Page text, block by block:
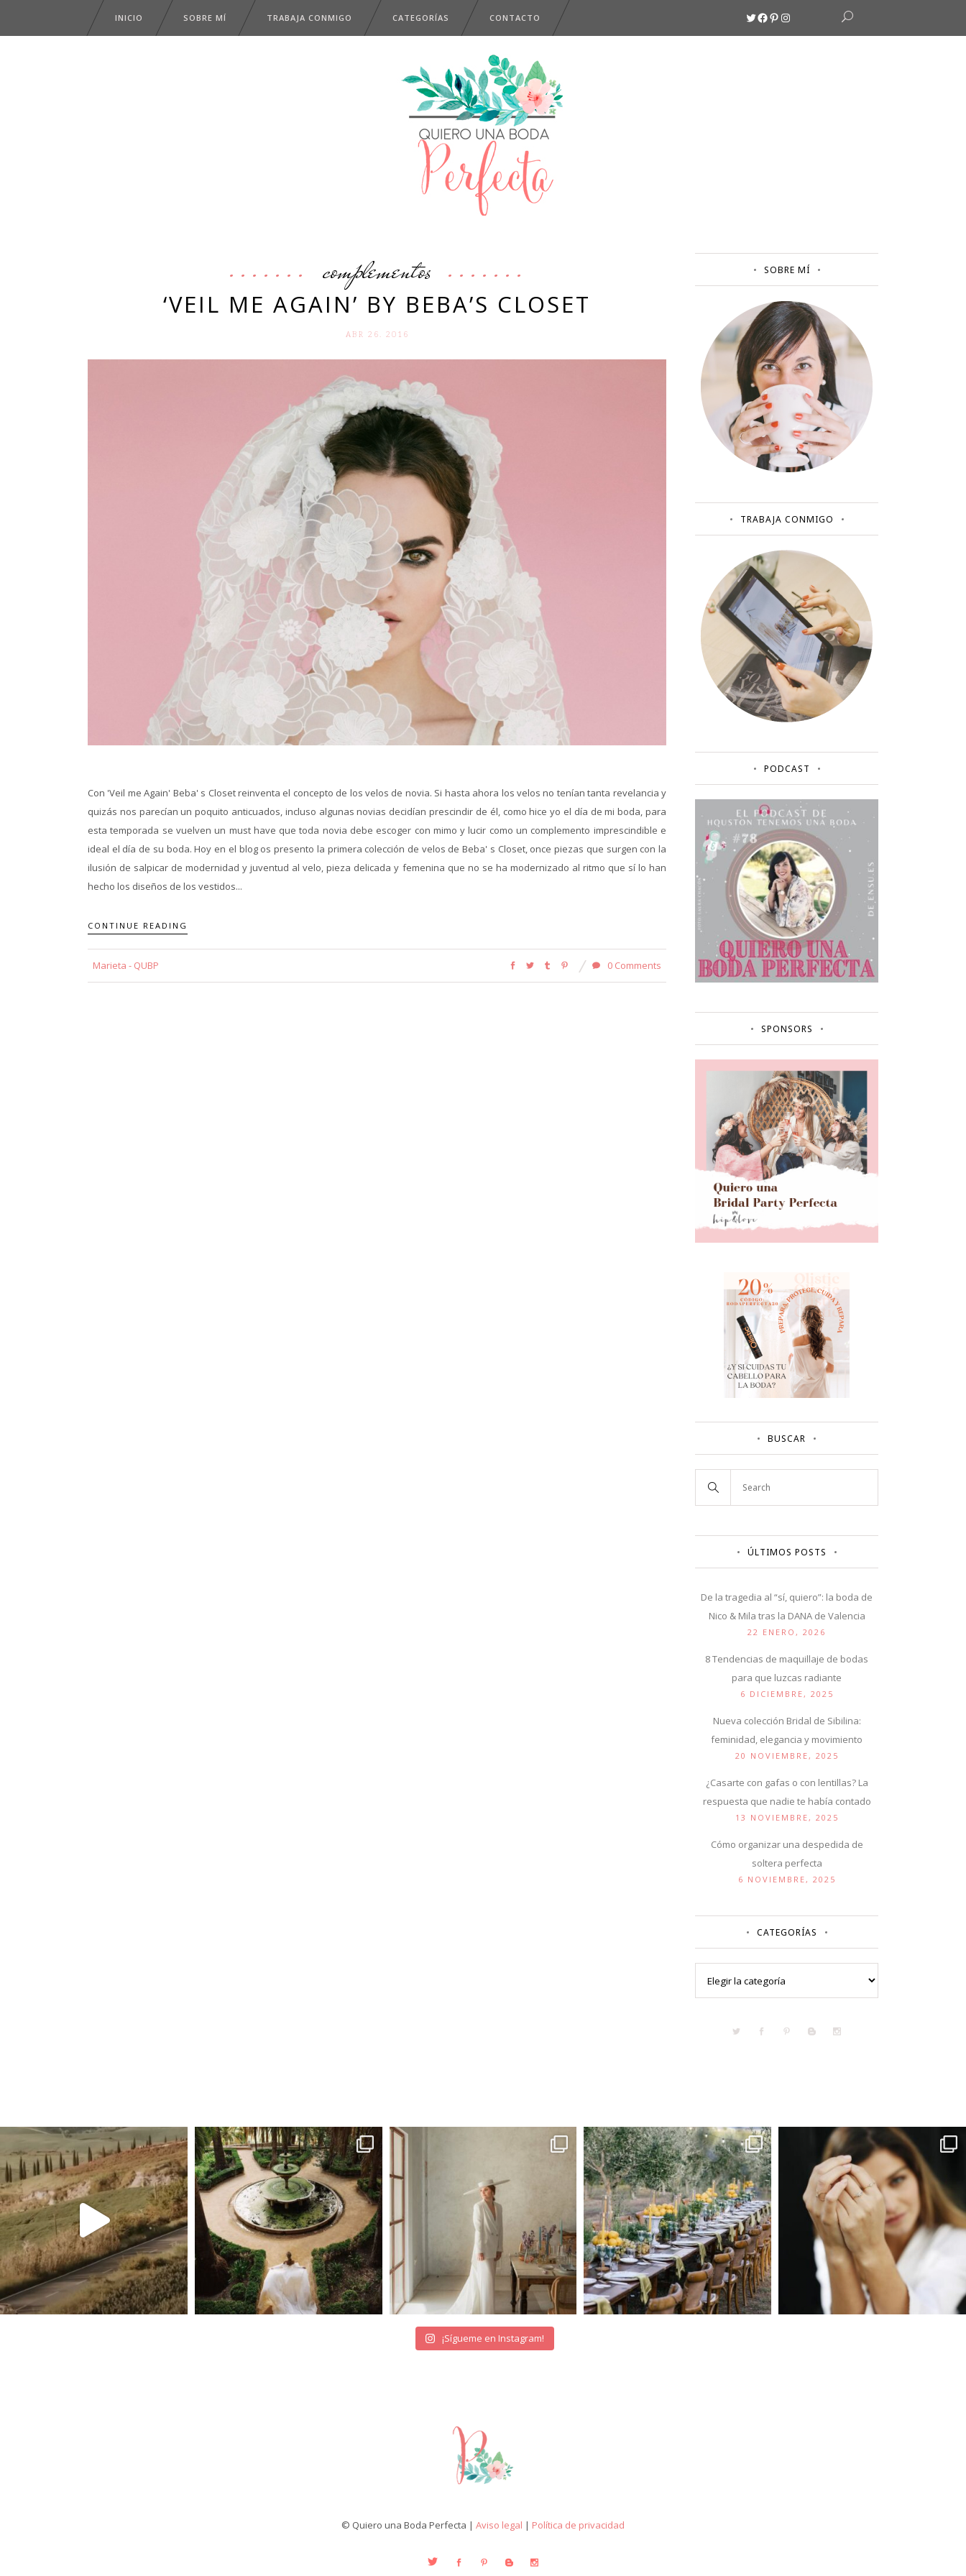
INICIO SOBRE MÍ TRABAJA CONMIGO CATEGORÍAS CONTACTO Twitter
Facebook
Pinterest
Instagram
complementos
‘VEIL ME AGAIN’ BY BEBA’S CLOSET
ABR 26. 2016
Con 'Veil me Again' Beba' s Closet reinventa el concepto de los velos de novia. Si hasta ahora los velos no tenían tanta revelancia y
quizás nos parecían un poquito anticuados, incluso algunas novias decidían prescindir de él, como hice yo el día de mi boda, para
esta temporada se vuelven un must have que toda novia debe escoger con mimo y lucir como un complemento imprescindible e
ideal el día de su boda. Hoy en el blog os presento la primera colección de velos de Beba' s Closet, once piezas que surgen con la
ilusión de salpicar de modernidad y juventud al velo, pieza delicada y femenina que no se ha modernizado al ritmo que sí lo han
hecho los diseños de los vestidos...
CONTINUE READING
Marieta - QUBP 0 Comments
SOBRE MÍ
TRABAJA CONMIGO
PODCAST
SPONSORS
BUSCAR
ÚLTIMOS POSTS
De la tragedia al “sí, quiero”: la boda de
Nico & Mila tras la DANA de Valencia
22 ENERO, 2026
8 Tendencias de maquillaje de bodas
para que luzcas radiante
6 DICIEMBRE, 2025
Nueva colección Bridal de Sibilina:
feminidad, elegancia y movimiento
20 NOVIEMBRE, 2025
¿Casarte con gafas o con lentillas? La
respuesta que nadie te había contado
13 NOVIEMBRE, 2025
Cómo organizar una despedida de
soltera perfecta
6 NOVIEMBRE, 2025
CATEGORÍAS
¡Sígueme en Instagram!
© Quiero una Boda Perfecta | Aviso legal | Política de privacidad